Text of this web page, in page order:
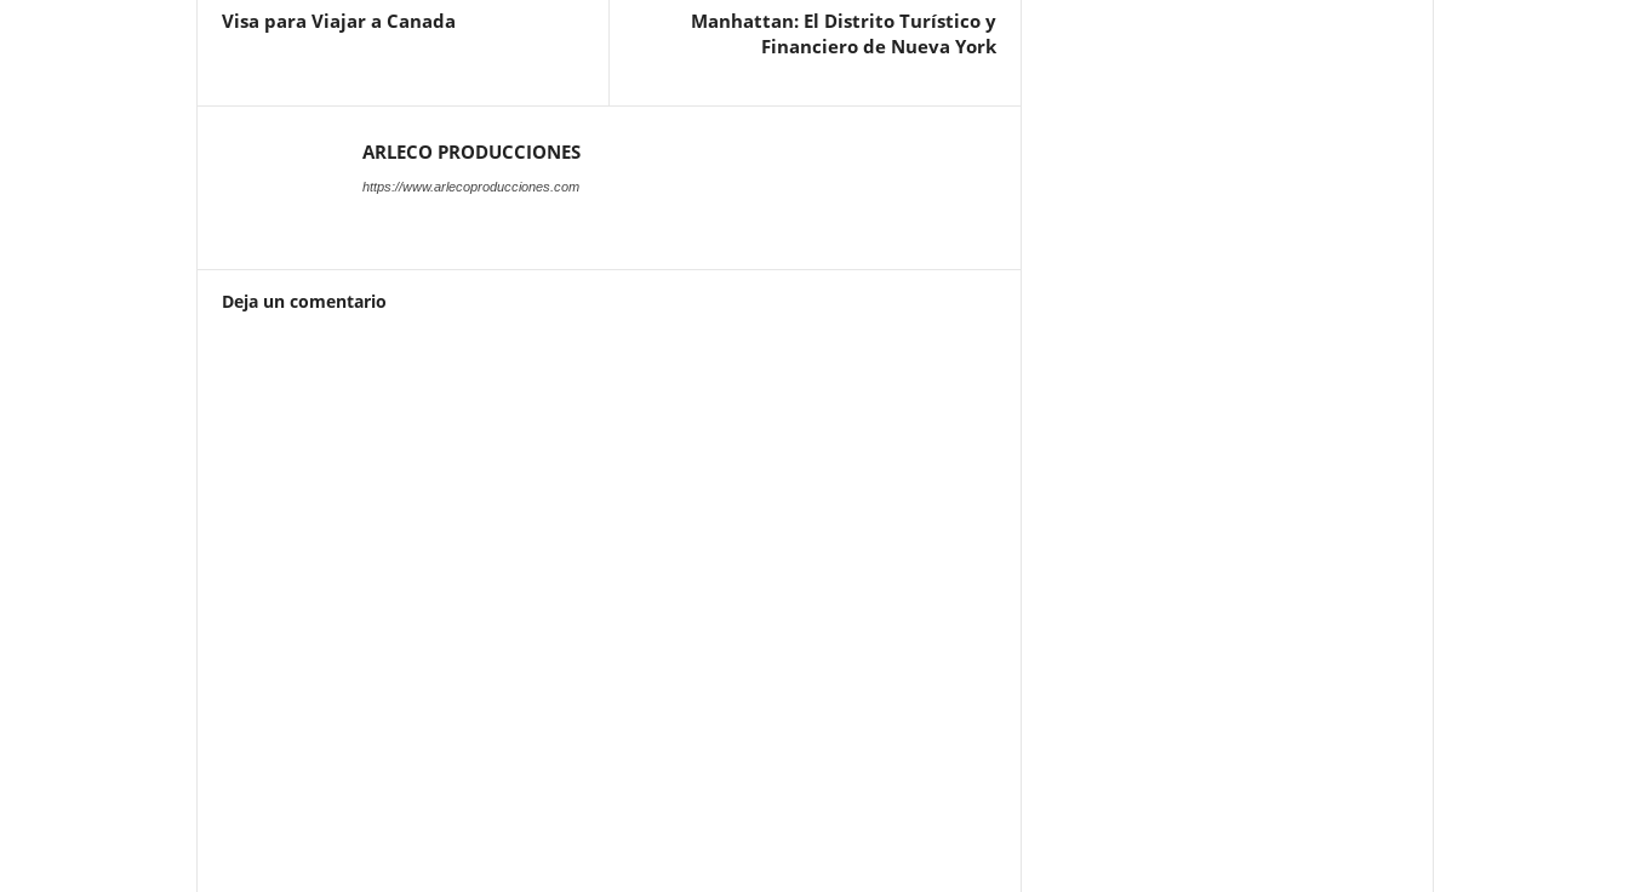
Visa para Viajar a Canada
Manhattan: El Distrito Turístico y
Financiero de Nueva York
ARLECO PRODUCCIONES
https://www.arlecoproducciones.com
Deja un comentario